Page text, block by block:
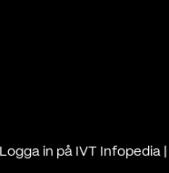
Logga in på IVT Infopedia